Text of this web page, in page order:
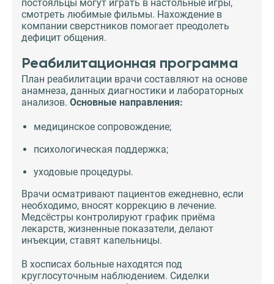
постояльцы могут играть в настольные игры,
смотреть любимые фильмы. Нахождение в
компании сверстников помогает преодолеть
дефицит общения.
Реабилитационная программа
План реабилитации врачи составляют на основе
анамнеза, данных диагностики и лабораторных
анализов. Основные направления:
медицинское сопровождение;
психологическая поддержка;
уходовые процедуры.
Врачи осматривают пациентов ежедневно, если
необходимо, вносят коррекцию в лечение.
Медсёстры контролируют график приёма
лекарств, жизненные показатели, делают
инъекции, ставят капельницы.
В хосписах больные находятся под
круглосуточным наблюдением. Сиделки